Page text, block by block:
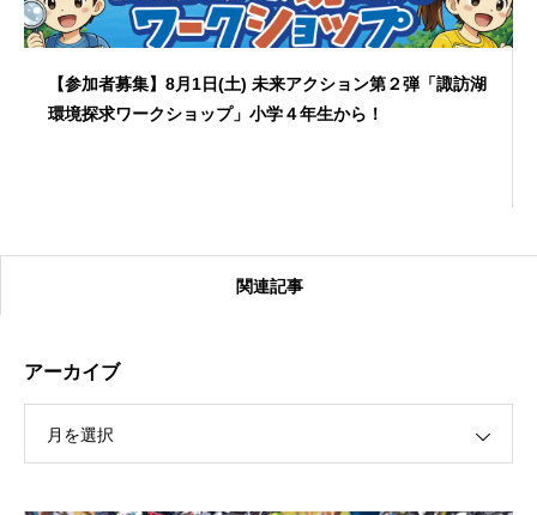
【参加者募集】8月1日(土) 未来アクション第２弾「諏訪湖
環境探求ワークショップ」小学４年生から！
【受付終了】2026大会同日開催！カヤックに乗って諏訪
関連記事
アーカイブ
月を選択